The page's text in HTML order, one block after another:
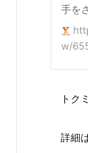
手を
w/
トク
詳細